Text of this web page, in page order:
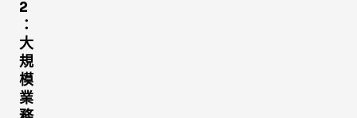
2
：
大
規
模
業